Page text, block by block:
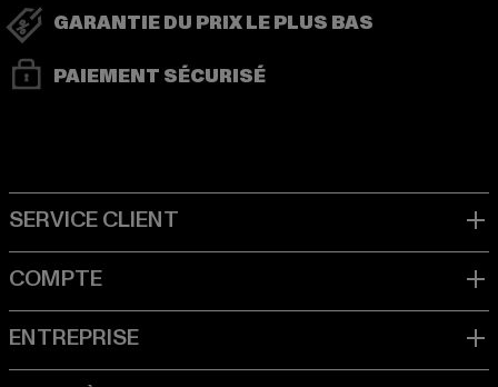
GARANTIE DU PRIX LE PLUS BAS
PAIEMENT SÉCURISÉ